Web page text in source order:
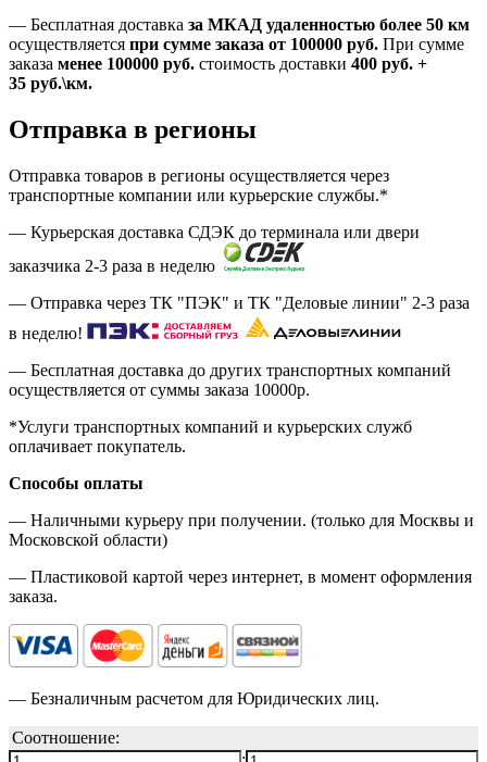
— Бесплатная доставка за МКАД удаленностью более 50 км
осуществляется при сумме заказа от 100000 руб. При сумме
заказа менее 100000 руб. стоимость доставки 400 руб. +
35 руб.\км.
Отправка в регионы
Отправка товаров в регионы осуществляется через
транспортные компании или курьерские службы.*
— Курьерская доставка СДЭК до терминала или двери
заказчика 2-3 раза в неделю
— Отправка через ТК "ПЭК" и ТК "Деловые линии" 2-3 раза
в неделю!
— Бесплатная доставка до других транспортных компаний
осуществляется от суммы заказа 10000р.
*Услуги транспортных компаний и курьерских служб
оплачивает покупатель.
Способы оплаты
— Наличными курьеру при получении. (только для Москвы и
Московской области)
— Пластиковой картой через интернет, в момент оформления
заказа.
— Безналичным расчетом для Юридических лиц.
Соотношение: